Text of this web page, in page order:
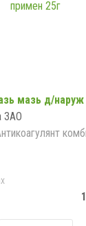
мазь д/
ЗАО